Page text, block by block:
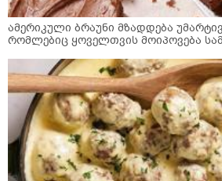
ამერიკული ბრაუნი მზადდება
რომლებიც ყოველთვის მოიპოვება